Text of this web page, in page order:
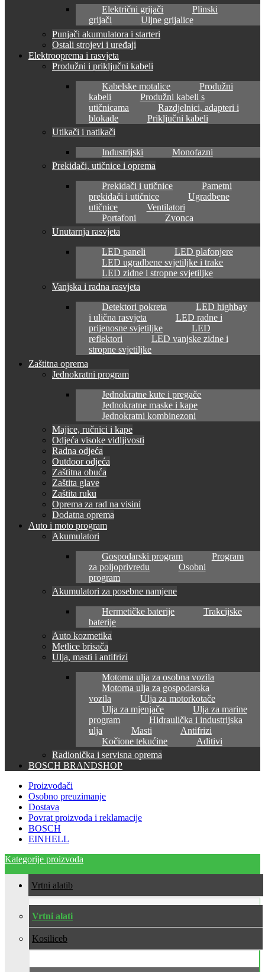
Električni grijači
Plinski
grijači
Uljne grijalice
Punjači akumulatora i starteri
Ostali strojevi i uređaji
Elektrooprema i rasvjeta
Produžni i priključni kabeli
Kabelske motalice
Produžni
kabeli
Produžni kabeli s
utičnicama
Razdjelnici, adapteri i
blokade
Priključni kabeli
Utikači i natikači
Industrijski
Monofazni
Prekidači, utičnice i oprema
Prekidači i utičnice
Pametni
prekidači i utičnice
Ugradbene
utičnice
Ventilatori
Portafoni
Zvonca
Unutarnja rasvjeta
LED paneli
LED plafonjere
LED ugradbene svjetiljke i trake
LED zidne i stropne svjetiljke
Vanjska i radna rasvjeta
Detektori pokreta
LED highbay
i ulična rasvjeta
LED radne i
prijenosne svjetiljke
LED
reflektori
LED vanjske zidne i
stropne svjetiljke
Zaštitna oprema
Jednokratni program
Jednokratne kute i pregače
Jednokratne maske i kape
Jednokratni kombinezoni
Majice, ručnici i kape
Odjeća visoke vidljivosti
Radna odjeća
Outdoor odjeća
Zaštitna obuća
Zaštita glave
Zaštita ruku
Oprema za rad na visini
Dodatna oprema
Auto i moto program
Akumulatori
Gospodarski program
Program
za poljoprivredu
Osobni
program
Akumulatori za posebne namjene
Hermetičke baterije
Trakcijske
baterije
Auto kozmetika
Metlice brisača
Ulja, masti i antifrizi
Motorna ulja za osobna vozila
Motorna ulja za gospodarska
vozila
Ulja za motorkotače
Ulja za mjenjače
Ulja za marine
program
Hidraulička i industrijska
ulja
Masti
Antifrizi
Kočione tekućine
Aditivi
Radionička i servisna oprema
BOSCH BRANDSHOP
Proizvođači
Osobno preuzimanje
Dostava
Povrat proizvoda i reklamacije
BOSCH
EINHELL
Kategorije proizvoda
Vrtni alati
Vrtni alati
Kosilice